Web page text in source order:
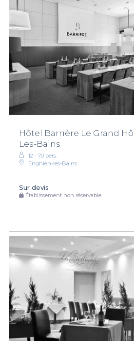
Hôtel Barrière Le Grand
Les-Bains
12 - 70 pers.
Enghien-les-Bains
Sur devis
Établissement non réservable